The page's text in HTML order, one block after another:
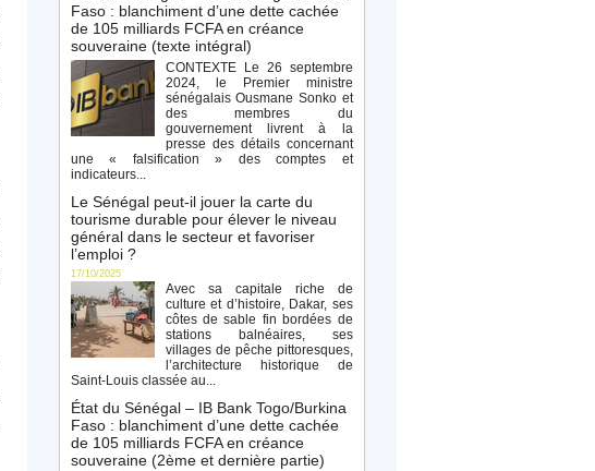
Faso : blanchiment d’une dette cachée
de 105 milliards FCFA en créance
souveraine (texte intégral)
CONTEXTE Le 26 septembre
2024, le Premier ministre
sénégalais Ousmane Sonko et
des membres du
gouvernement livrent à la
presse des détails concernant
une « falsification » des comptes et
indicateurs...
Le Sénégal peut-il jouer la carte du
tourisme durable pour élever le niveau
général dans le secteur et favoriser
l’emploi ?
17/10/2025
Avec sa capitale riche de
culture et d’histoire, Dakar, ses
côtes de sable fin bordées de
stations balnéaires, ses
villages de pêche pittoresques,
l’architecture historique de
Saint-Louis classée au...
État du Sénégal – IB Bank Togo/Burkina
Faso : blanchiment d’une dette cachée
de 105 milliards FCFA en créance
souveraine (2ème et dernière partie)